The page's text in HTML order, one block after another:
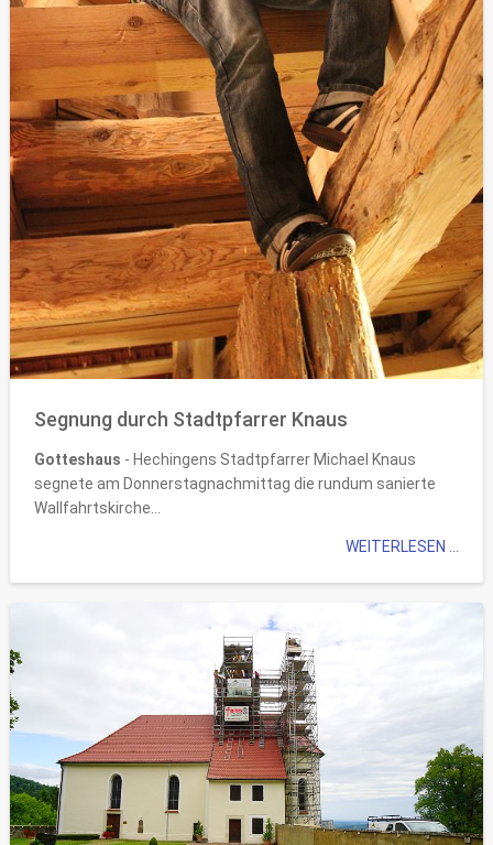
Segnung durch Stadtpfarrer Knaus
Gotteshaus - Hechingens Stadtpfarrer Michael Knaus
segnete am Donnerstagnachmittag die rundum sanierte
Wallfahrtskirche...
WEITERLESEN ...